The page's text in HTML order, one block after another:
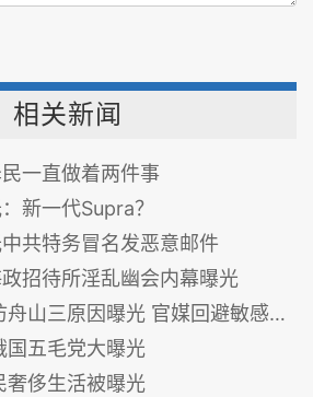
相关新闻
一直做着两件事
新一代Supra？
共特务冒名发恶意邮件
招待所淫乱幽会内幕曝光
山三原因曝光 官媒回避敏感信息
国五毛党大曝光
奢侈生活被曝光